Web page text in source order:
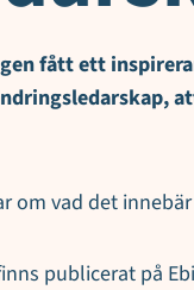
fått ett
vad det
publicerat på